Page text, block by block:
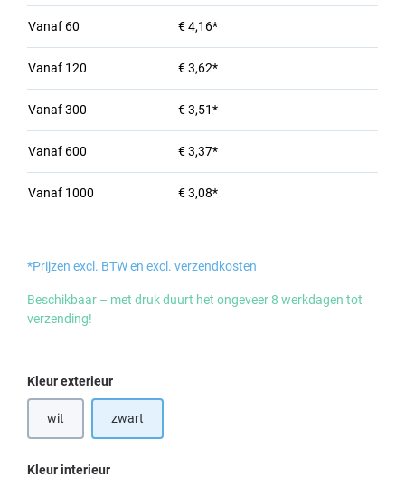
Vanaf 60 € 4,16*
Vanaf 120 € 3,62*
Vanaf300 € 3,51*
Vanaf 600 € 3,37*
Vanaf 1000 € 3,08*
*Prijzen excl. BTW en excl. verzendkosten
Beschikbaar – met druk duurt het ongeveer 8 werkdagen tot
verzending!
Selecteer
Kleur exterieur
wit zwart
Selecteer
Kleur interieur